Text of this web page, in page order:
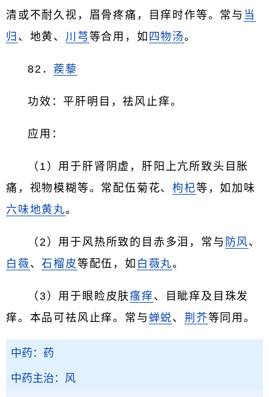
清或不耐久视，眉骨疼痛，目痒时作等。常与 当
归 、地黄、 川芎等合用，如 四物汤。
82．蒺藜
功效：平肝明目，祛风止痒。
应用：
（1）用于肝肾阴虚，肝阳上亢所致头目胀
痛，视物模糊等。常配伍菊花、枸杞等，如加味
六味地黄丸。
（2）用于风热所致的目赤多泪，常与 防风、
白薇 、石榴皮等配伍，如 白薇丸。
（3）用于眼睑皮肤瘙痒 、目眦痒及目珠发
痒。本品可祛风止痒。常与 蝉蜕、荆芥等同用。
中药：药
中药主治：风